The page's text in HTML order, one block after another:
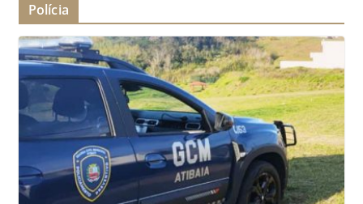
Polícia